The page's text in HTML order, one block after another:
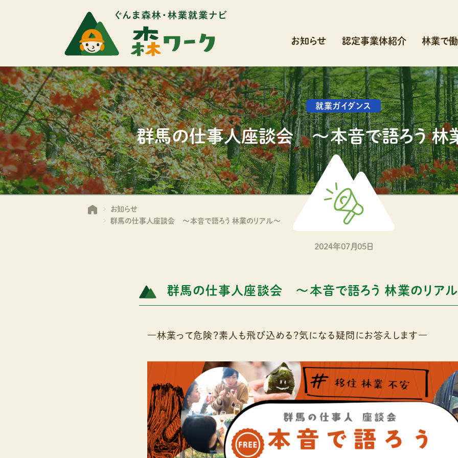
お知らせ 認定事業体紹介 林業で
就業ガイダンス
群馬の仕事人座談会 ～本音で語ろう 林
2024年07月05日
お知らせ
群馬の仕事人座談会 ～本音で語ろう 林業のリアル～
群馬の仕事人座談会 ～本音で語ろう 林業のリア
―林業って危険？素人も飛び込める？気になる疑問にお答えします―